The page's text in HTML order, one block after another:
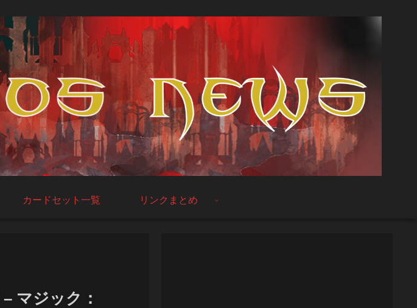
カードセット一覧 リンクまとめ
マジック：